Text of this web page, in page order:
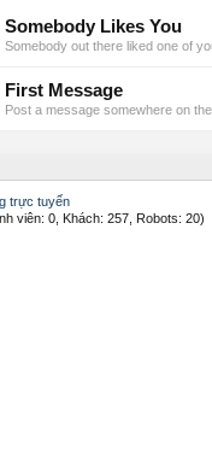
Somebody Likes You
Somebody out there liked one of
First Message
Post a message somewhere on
trực tuyến
viên: 0, Khách: 257, Robots: 20)